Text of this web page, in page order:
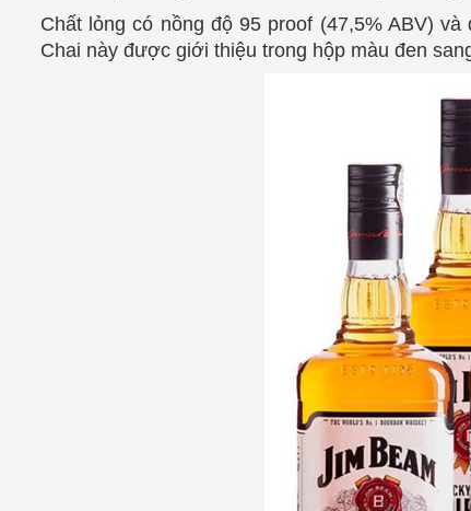
Chất lỏng có nồng độ 95 proof (47,5% ABV)
Chai này được giới thiệu trong hộp màu đen